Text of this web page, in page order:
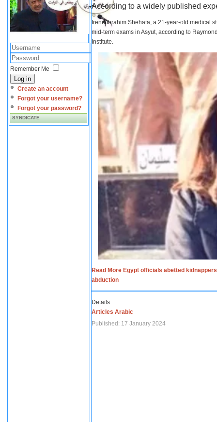
Remember Me
Log in
Create an account
Forgot your username?
Forgot your password?
SYNDICATE
According to a widely published
Irene Ibrahim Shehata, a 21-year-old medical
mid-term exams in Asyut, according to
Institute.
Read More Egypt officials abetted
abduction
Details
Articles Arabic
Published: 17 January 2024